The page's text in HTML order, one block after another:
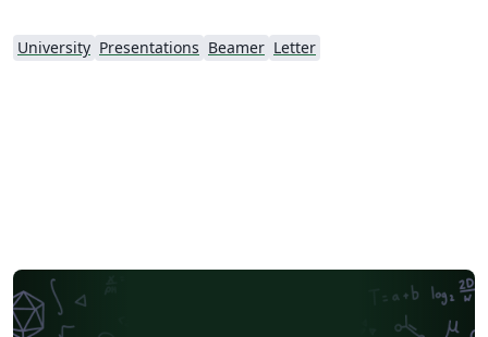
University Presentations Beamer Letter